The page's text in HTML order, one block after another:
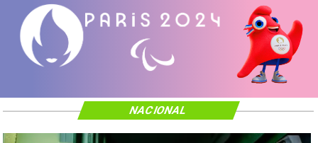
NACIONAL